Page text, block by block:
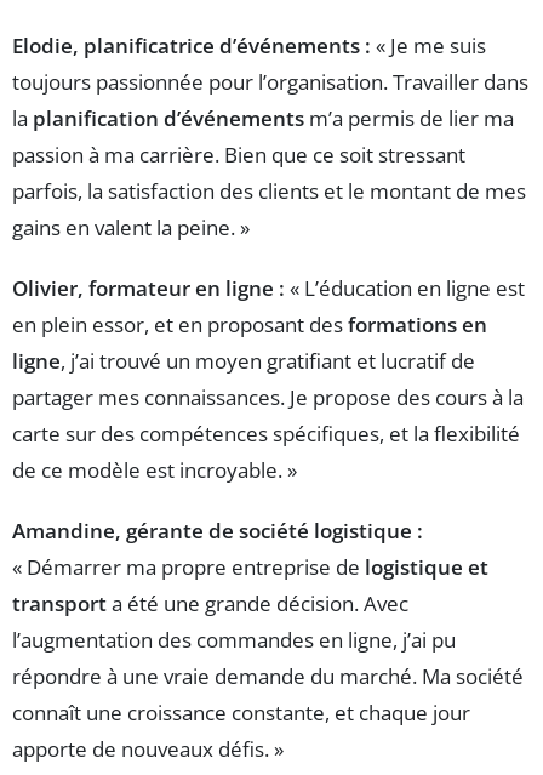
Elodie, planificatrice d’événements : « Je me suis
toujours passionnée pour l’organisation. Travailler dans
la planification d’événements m’a permis de lier ma
passion à ma carrière. Bien que ce soit stressant
parfois, la satisfaction des clients et le montant de mes
gains en valent la peine. »
Olivier, formateur en ligne : « L’éducation en ligne est
en plein essor, et en proposant desformations en
ligne, j’ai trouvé un moyen gratifiant et lucratif de
partager mes connaissances. Je propose des cours à la
carte sur des compétences spécifiques, et la flexibilité
de ce modèle est incroyable. »
Amandine, gérante de société logistique :
« Démarrer ma propre entreprise de logistique et
transporta été une grande décision. Avec
l’augmentation des commandes en ligne, j’ai pu
répondre à une vraie demande du marché. Ma société
connaît une croissance constante, et chaque jour
apporte de nouveaux défis. »